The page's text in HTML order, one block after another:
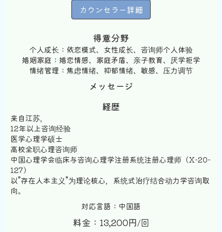
カウンセラー詳細
得意分野
个人成长：依恋模式、女性成长、咨询师个人体验
婚姻家庭：婚恋情感、家庭矛盾、亲子教育、厌学拒学
情绪管理：焦虑情绪、抑郁情绪、敏感、压力调节
メッセージ
経歴
来自江苏，
12年以上咨询经验
医学心理学硕士
高校全职心理咨询师
中国心理学会临床与咨询心理学注册系统注册心理师（X-20-
127）
以”存在人本主义”为理论核心，系统式治疗结合动力学咨询取
向。
対応言語：中国語
料金：13,200円/回